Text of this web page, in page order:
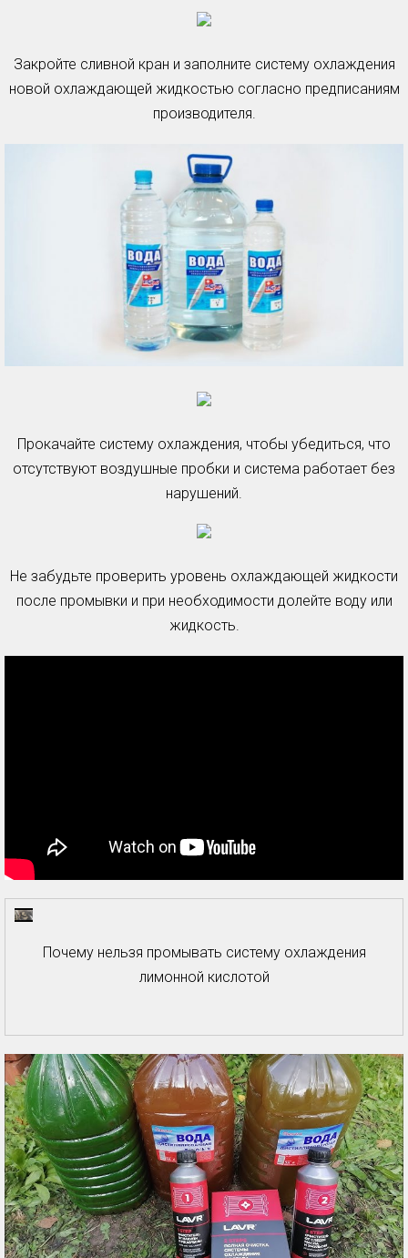
Закройте сливной кран и заполните систему охлаждения
новой охлаждающей жидкостью согласно предписаниям
производителя.
Прокачайте систему охлаждения, чтобы убедиться, что
отсутствуют воздушные пробки и система работает без
нарушений.
Не забудьте проверить уровень охлаждающей жидкости
после промывки и при необходимости долейте воду или
жидкость.
Почему нельзя промывать систему охлаждения
лимонной кислотой